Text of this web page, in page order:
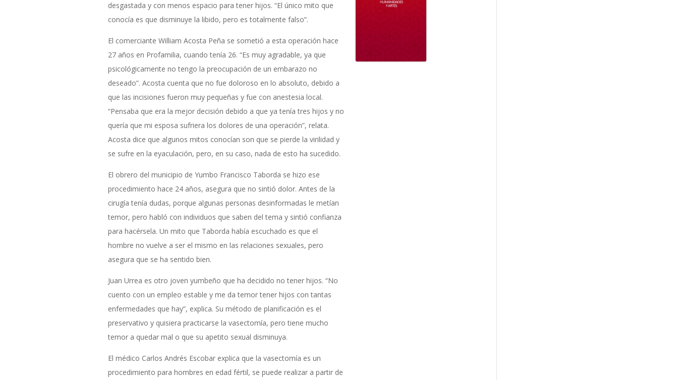
desgastada y con menos espacio para tener hijos. “El único mito que
conocía es que disminuye la libido, pero es totalmente falso”.
El comerciante William Acosta Peña se sometió a esta operación hace
27 años en Profamilia, cuando tenía 26. “Es muy agradable, ya que
psicológicamente no tengo la preocupación de un embarazo no
deseado”. Acosta cuenta que no fue doloroso en lo absoluto, debido a
que las incisiones fueron muy pequeñas y fue con anestesia local.
“Pensaba que era la mejor decisión debido a que ya tenía tres hijos y no
quería que mi esposa sufriera los dolores de una operación”, relata.
Acosta dice que algunos mitos conocían son que se pierde la virilidad y
se sufre en la eyaculación, pero, en su caso, nada de esto ha sucedido.
El obrero del municipio de Yumbo Francisco Taborda se hizo ese
procedimiento hace 24 años, asegura que no sintió dolor. Antes de la
cirugía tenía dudas, porque algunas personas desinformadas le metían
temor, pero habló con individuos que saben del tema y sintió confianza
para hacérsela. Un mito que Taborda había escuchado es que el
hombre no vuelve a ser el mismo en las relaciones sexuales, pero
asegura que se ha sentido bien.
Juan Urrea es otro joven yumbeño que ha decidido no tener hijos. “No
cuento con un empleo estable y me da temor tener hijos con tantas
enfermedades que hay”, explica. Su método de planificación es el
preservativo y quisiera practicarse la vasectomía, pero tiene mucho
temor a quedar mal o que su apetito sexual disminuya.
El médico Carlos Andrés Escobar explica que la vasectomía es un
procedimiento para hombres en edad fértil, se puede realizar a partir de